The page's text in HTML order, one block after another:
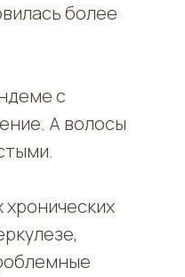
более
с
А волосы